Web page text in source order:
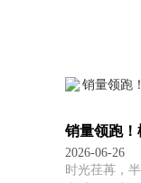
2026-06-26
时光荏苒，